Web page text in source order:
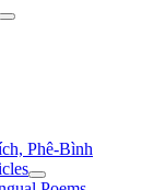
Phê-Bình